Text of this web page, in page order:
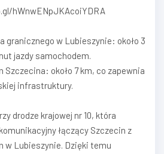
hWnwENpJKAcoiYDRA
granicznego w Lubieszynie: około 3
jazdy samochodem.
Szczecina: około 7 km, co zapewnia
infrastruktury.
drodze krajowej nr 10, która
łączący Szczecin z
w Lubieszynie. Dzięki temu